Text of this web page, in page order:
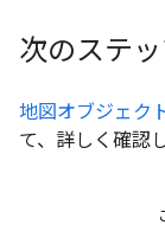
次のステ
地図オブジェク
て、詳しく確認